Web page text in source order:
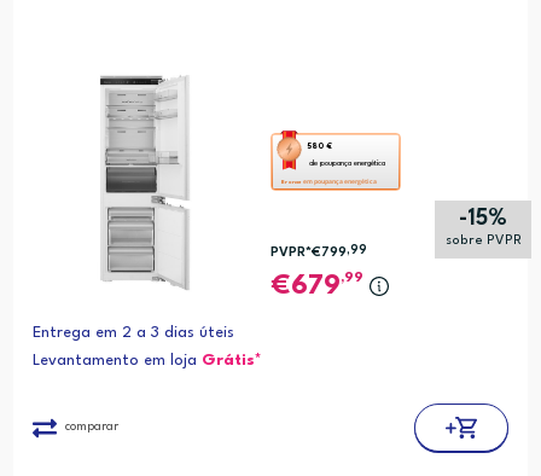
580 €
de poupança energética
Bronze em poupança energética
Esta
ação
de
-15%
sobre PVPR
PVPR*€799,99
679,99
Entrega em 2 a 3 dias úteis
Levantamento em loja Grátis*
comparar